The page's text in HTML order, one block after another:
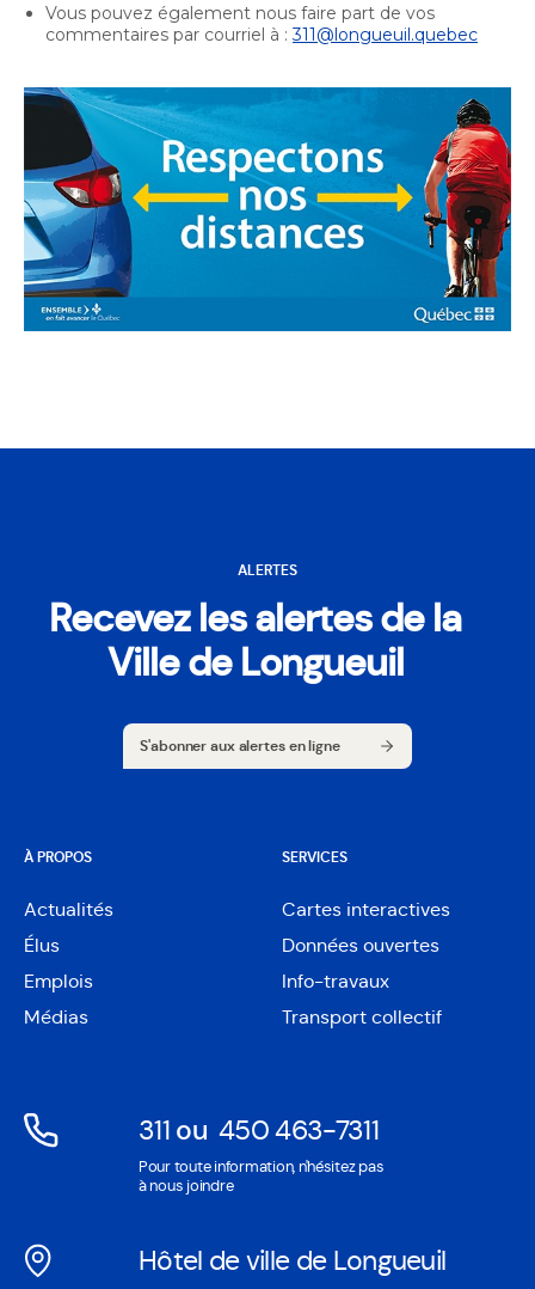
nouvelle
fenêtre
Réclamations
Réclamations
Vérificatrice générale
Vous pouvez également nous faire part de vos
commentaires par courriel à :311@longueuil.quebec
ALERTES
Recevez les alertes de la
Ville de Longueuil
S'abonner aux alertes en ligne
À PROPOS
Actualités
Élus
Emplois
Médias
SERVICES
Cartes interactives
Ouvre
dans
une
nouvelle
Données ouvertes
Ouvre
dans
une
Info-travaux
Transport collectif
311Ouvre
dans
fenêtre
ou 450 463-7311
Ouvre
dans
fenêtre
Pour toute information, n'hésitez pas
à nous joindre
Hôtel de ville de Longueuil
Ouvre